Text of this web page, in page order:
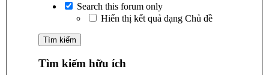
Search this forum only
Hiển thị kết quả dạng Chủ đề
Tìm kiếm hữu ích